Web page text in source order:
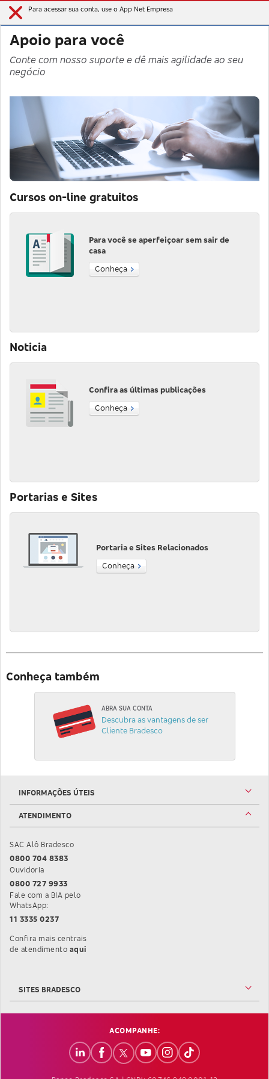
Para acessar sua conta, use o App Net Empresa
Apoio para você
Conte com nosso suporte e dê mais agilidade ao seu
negócio
Cursos on-line gratuitos
Para você se aperfeiçoar sem sair de
casa
Conheça
Noticia
Confira as últimas publicações
Conheça
Portarias e Sites
Portaria e Sites Relacionados
Conheça
Conheça também
ABRA SUA CONTA
Descubra as vantagens de ser
Cliente Bradesco
INFORMAÇÕES ÚTEIS
ATENDIMENTO
SAC Alô Bradesco
0800 704 8383
Ouvidoria
0800 727 9933
Fale com a BIA pelo
WhatsApp:
11 3335 0237
Confira mais centrais
de atendimento Confira mais informações sobre as Centrais de
aqui
SITES BRADESCO
ACOMPANHE: